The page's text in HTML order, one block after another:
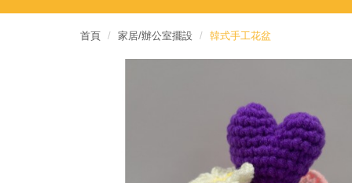
首頁 家居/辦公室擺設 韓式手工花盆